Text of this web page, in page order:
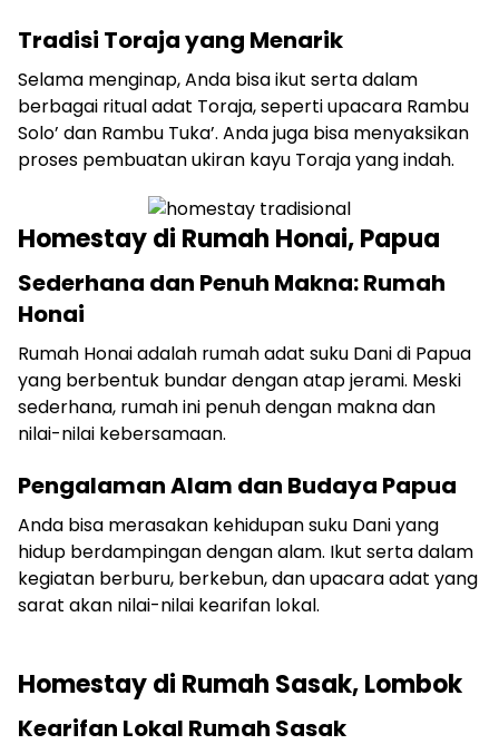
Tradisi Toraja yang Menarik
Selama menginap, Anda bisa ikut serta dalam
berbagai ritual adat Toraja, seperti upacara Rambu
Solo’ dan Rambu Tuka’. Anda juga bisa menyaksikan
proses pembuatan ukiran kayu Toraja yang indah.
Homestay di Rumah Honai, Papua
Sederhana dan Penuh Makna: Rumah
Honai
Rumah Honai adalah rumah adat suku Dani di Papua
yang berbentuk bundar dengan atap jerami. Meski
sederhana, rumah ini penuh dengan makna dan
nilai-nilai kebersamaan.
Pengalaman Alam dan Budaya Papua
Anda bisa merasakan kehidupan suku Dani yang
hidup berdampingan dengan alam. Ikut serta dalam
kegiatan berburu, berkebun, dan upacara adat yang
sarat akan nilai-nilai kearifan lokal.
Homestay di Rumah Sasak, Lombok
Kearifan Lokal Rumah Sasak